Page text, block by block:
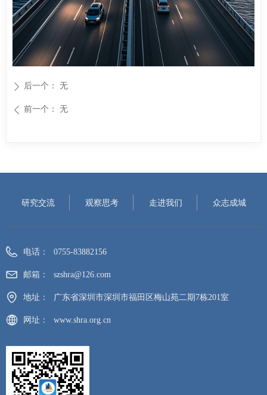
ꄴ 前一个： 无
ꄲ 后一个： 无
研究交流 观察思考 走进我们 众志成城
电话： 0755-83882156
邮箱： szshra@126.com
地址： 广东省深圳市深圳市福田区梅山苑二期7栋201室
网址： www.shra.org.cn